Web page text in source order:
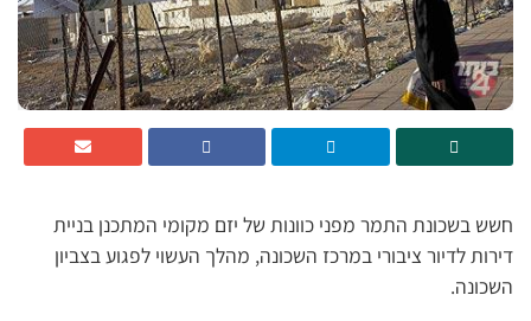
חשש בשכונת התמר מפני כוונות של יזם מקומי המתכנן בניית
דירות לדיור ציבורי במרכז השכונה, מהלך העשוי לפגוע בצביון
השכונה.